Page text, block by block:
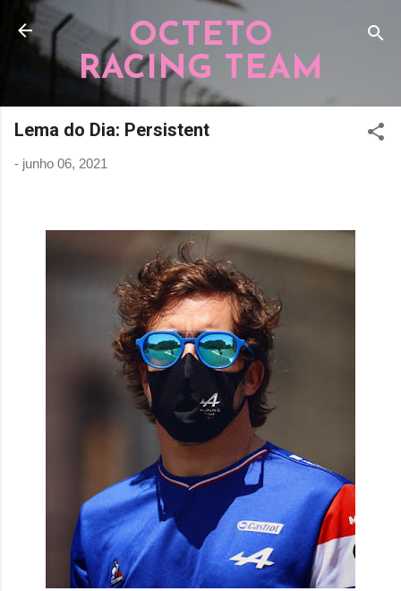
Pular para o conteúdo principal
OCTETO
RACING TEAM
Lema do Dia: Persistent
- junho 06, 2021